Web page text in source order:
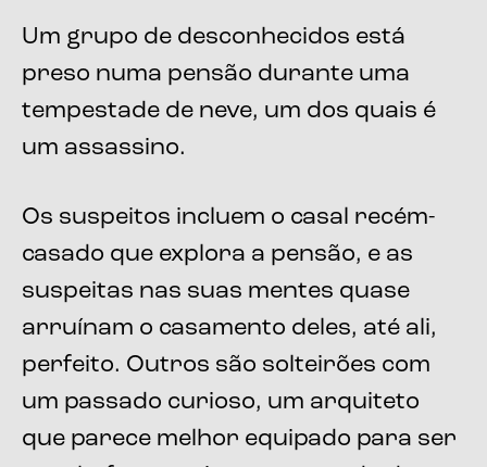
Um grupo de desconhecidos está
preso numa pensão durante uma
tempestade de neve, um dos quais é
um assassino.
Os suspeitos incluem o casal recém-
casado que explora a pensão, e as
suspeitas nas suas mentes quase
arruínam o casamento deles, até ali,
perfeito. Outros são solteirões com
um passado curioso, um arquiteto
que parece melhor equipado para ser